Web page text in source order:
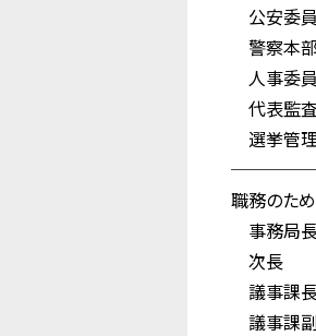
公安委
警察
人事委
代表
選挙管
職務のた
事
次
議事
議事